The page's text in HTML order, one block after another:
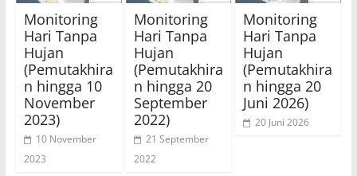
Monitoring
Hari Tanpa
Hujan
(Pemutakhira
n hingga 10
November
2023)
10 November
2023
Monitoring
Hari Tanpa
Hujan
(Pemutakhira
n hingga 20
September
2022)
21 September
2022
Monitoring
Hari Tanpa
Hujan
(Pemutakhira
n hingga 20
Juni 2026)
20 Juni 2026